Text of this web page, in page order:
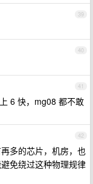
39
40
41
6 快，mg08 都不敢
42
多的芯片，机房，也
免绕过这种物理规律